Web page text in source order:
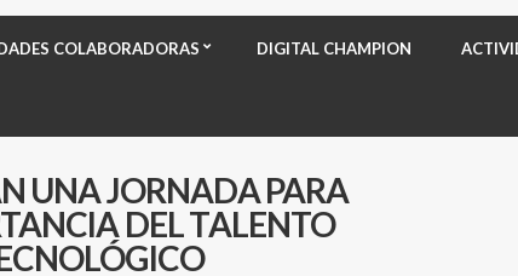
COLABORADORAS DIGITAL CHAMPION
UNA JORNADA PARA
DEL TALENTO